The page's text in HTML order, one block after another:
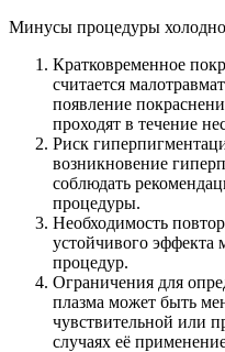
Минусы процедуры
Кратковременное
считается
появление
проходят в течение
Риск
возникновение
соблюдать
процедуры.
Необходимость
устойчивого эффекта
процедур.
Ограничения для
плазма может быть
чувствительной или
случаях её